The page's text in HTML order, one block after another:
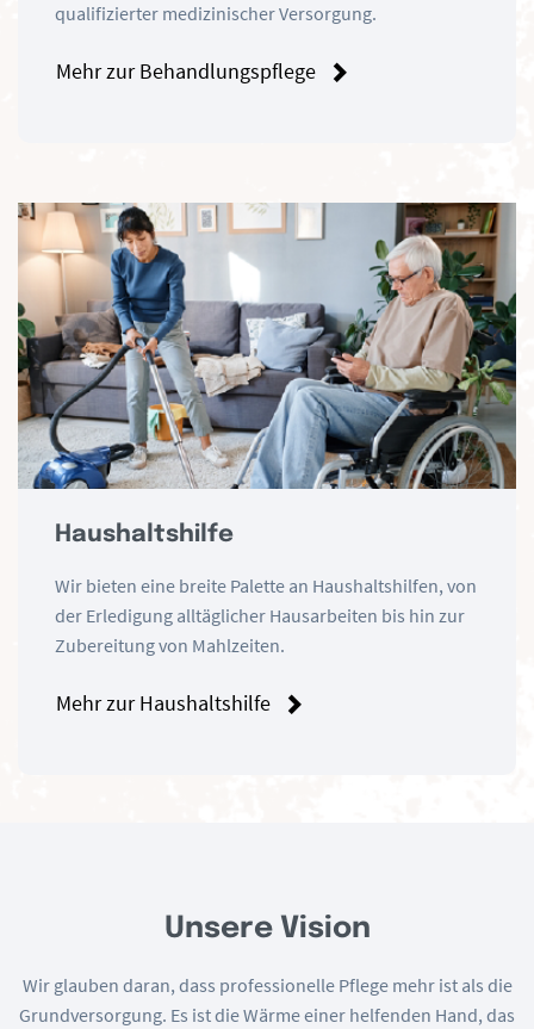
qualifizierter medizinischer Versorgung.
Mehr zur Behandlungspflege
Haushaltshilfe
Wir bieten eine breite Palette an Haushaltshilfen, von
der Erledigung alltäglicher Hausarbeiten bis hin zur
Zubereitung von Mahlzeiten.
Mehr zur Haushaltshilfe
Unsere Vision
Wir glauben daran, dass professionelle Pflege mehr ist als die
Grundversorgung. Es ist die Wärme einer helfenden Hand, das